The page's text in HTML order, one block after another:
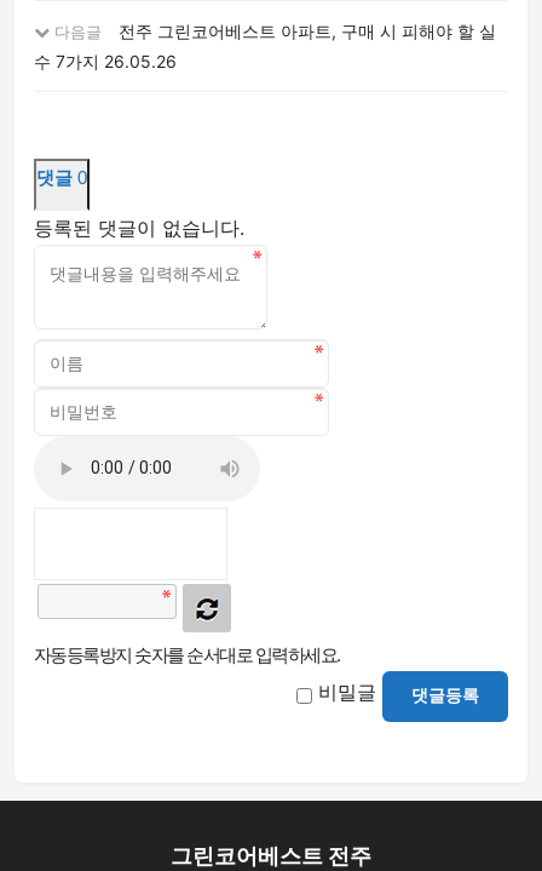
다음글
전주 그린코어베스트 아파트, 구매 시 피해야 할 실
수 7가지 26.05.26
댓글 0
등록된 댓글이 없습니다.
자동등록방지 숫자를 순서대로 입력하세요.
비밀글 댓글등록
그린코어베스트 전주